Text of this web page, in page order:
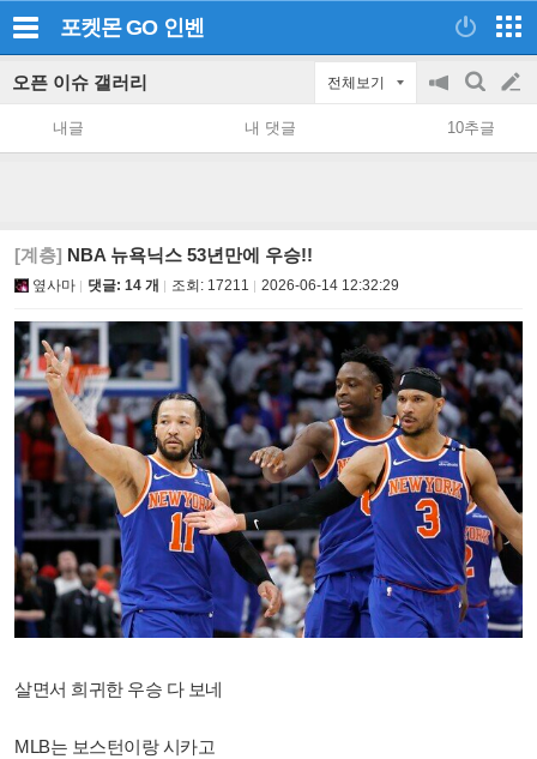
포켓몬 GO 인벤
오픈 이슈 갤러리 전체보기
공
지
on/off
검
색
글
쓰
내글 내 댓글 10추글
[계층] NBA 뉴욕닉스 53년만에 우승!!
옆사마 댓글: 14 개 조회: 17211 2026-06-14 12:32:29
살면서 희귀한 우승 다 보네
MLB는 보스턴이랑 시카고